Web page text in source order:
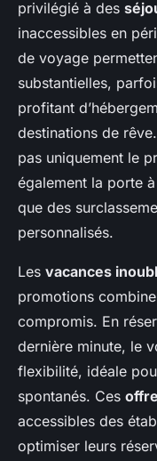
privilégié à des
inaccessibles en
de voyage
substantielles,
profitant
destinations de
pas uniquement le
également la porte
que des
personnalisés.
Les vacances
promotions
compromis. En
dernière minute, le
flexibilité, idéale
spontanés. Ces
accessibles des
optimiser leurs